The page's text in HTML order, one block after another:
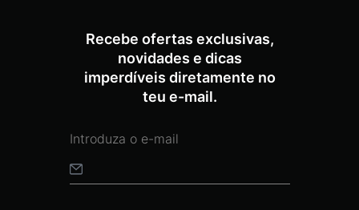
Recebe ofertas exclusivas,
novidades e dicas
imperdíveis diretamente no
teu e-mail.